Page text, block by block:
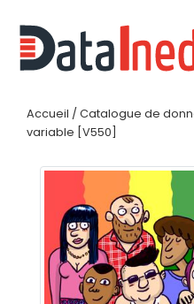
Accueil / Catalogue de
variable [V550]